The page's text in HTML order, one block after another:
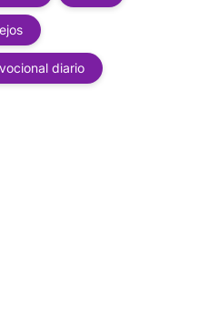
diario